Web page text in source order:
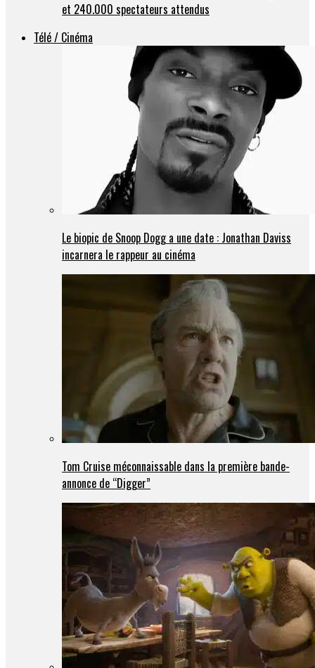
et 240.000 spectateurs attendus
Télé / Cinéma
Le biopic de Snoop Dogg a une date : Jonathan Daviss
incarnera le rappeur au cinéma
Tom Cruise méconnaissable dans la première bande-
annonce de “Digger”